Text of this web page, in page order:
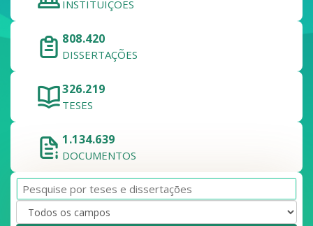
INSTITUIÇÕES
808.420
DISSERTAÇÕES
326.219
TESES
1.134.639
DOCUMENTOS